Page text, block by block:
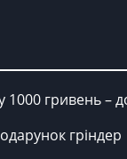
гривень –
гріндер